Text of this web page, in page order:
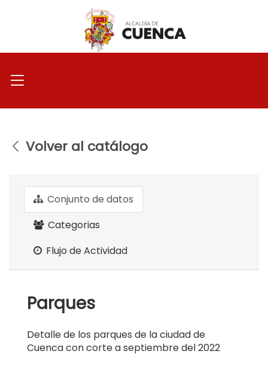
Volver al catálogo
Conjunto de datos
Categorias
Flujo de Actividad
Parques
Detalle de los parques de la ciudad de
Cuenca con corte a septiembre del 2022